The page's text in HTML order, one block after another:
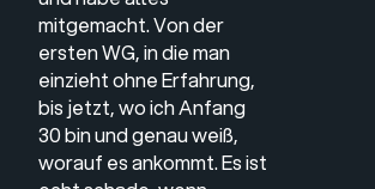
mitgemacht. Von der
ersten WG, in die man
einzieht ohne Erfahrung,
bis jetzt, wo ich Anfang
30 bin und genau weiß,
worauf es ankommt. Es ist